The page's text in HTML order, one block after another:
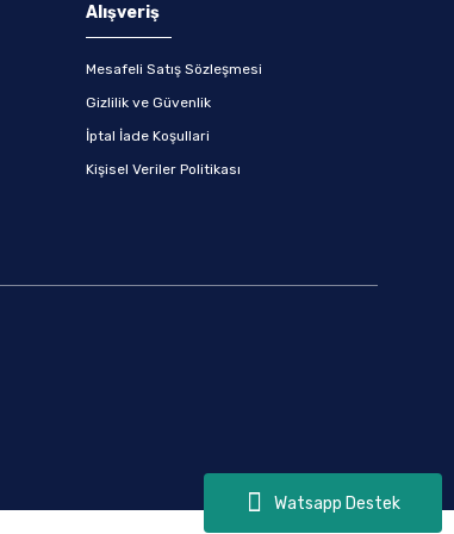
Watsapp Destek
Alışveriş
Mesafeli Satış Sözleşmesi
Gizlilik ve Güvenlik
İptal İade Koşullari
Kişisel Veriler Politikası